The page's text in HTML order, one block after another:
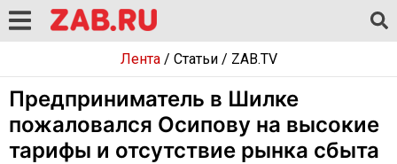
Лента/ Статьи/ ZAB.TV
Предприниматель в Шилке
пожаловался Осипову на высокие
тарифы и отсутствие рынка сбыта